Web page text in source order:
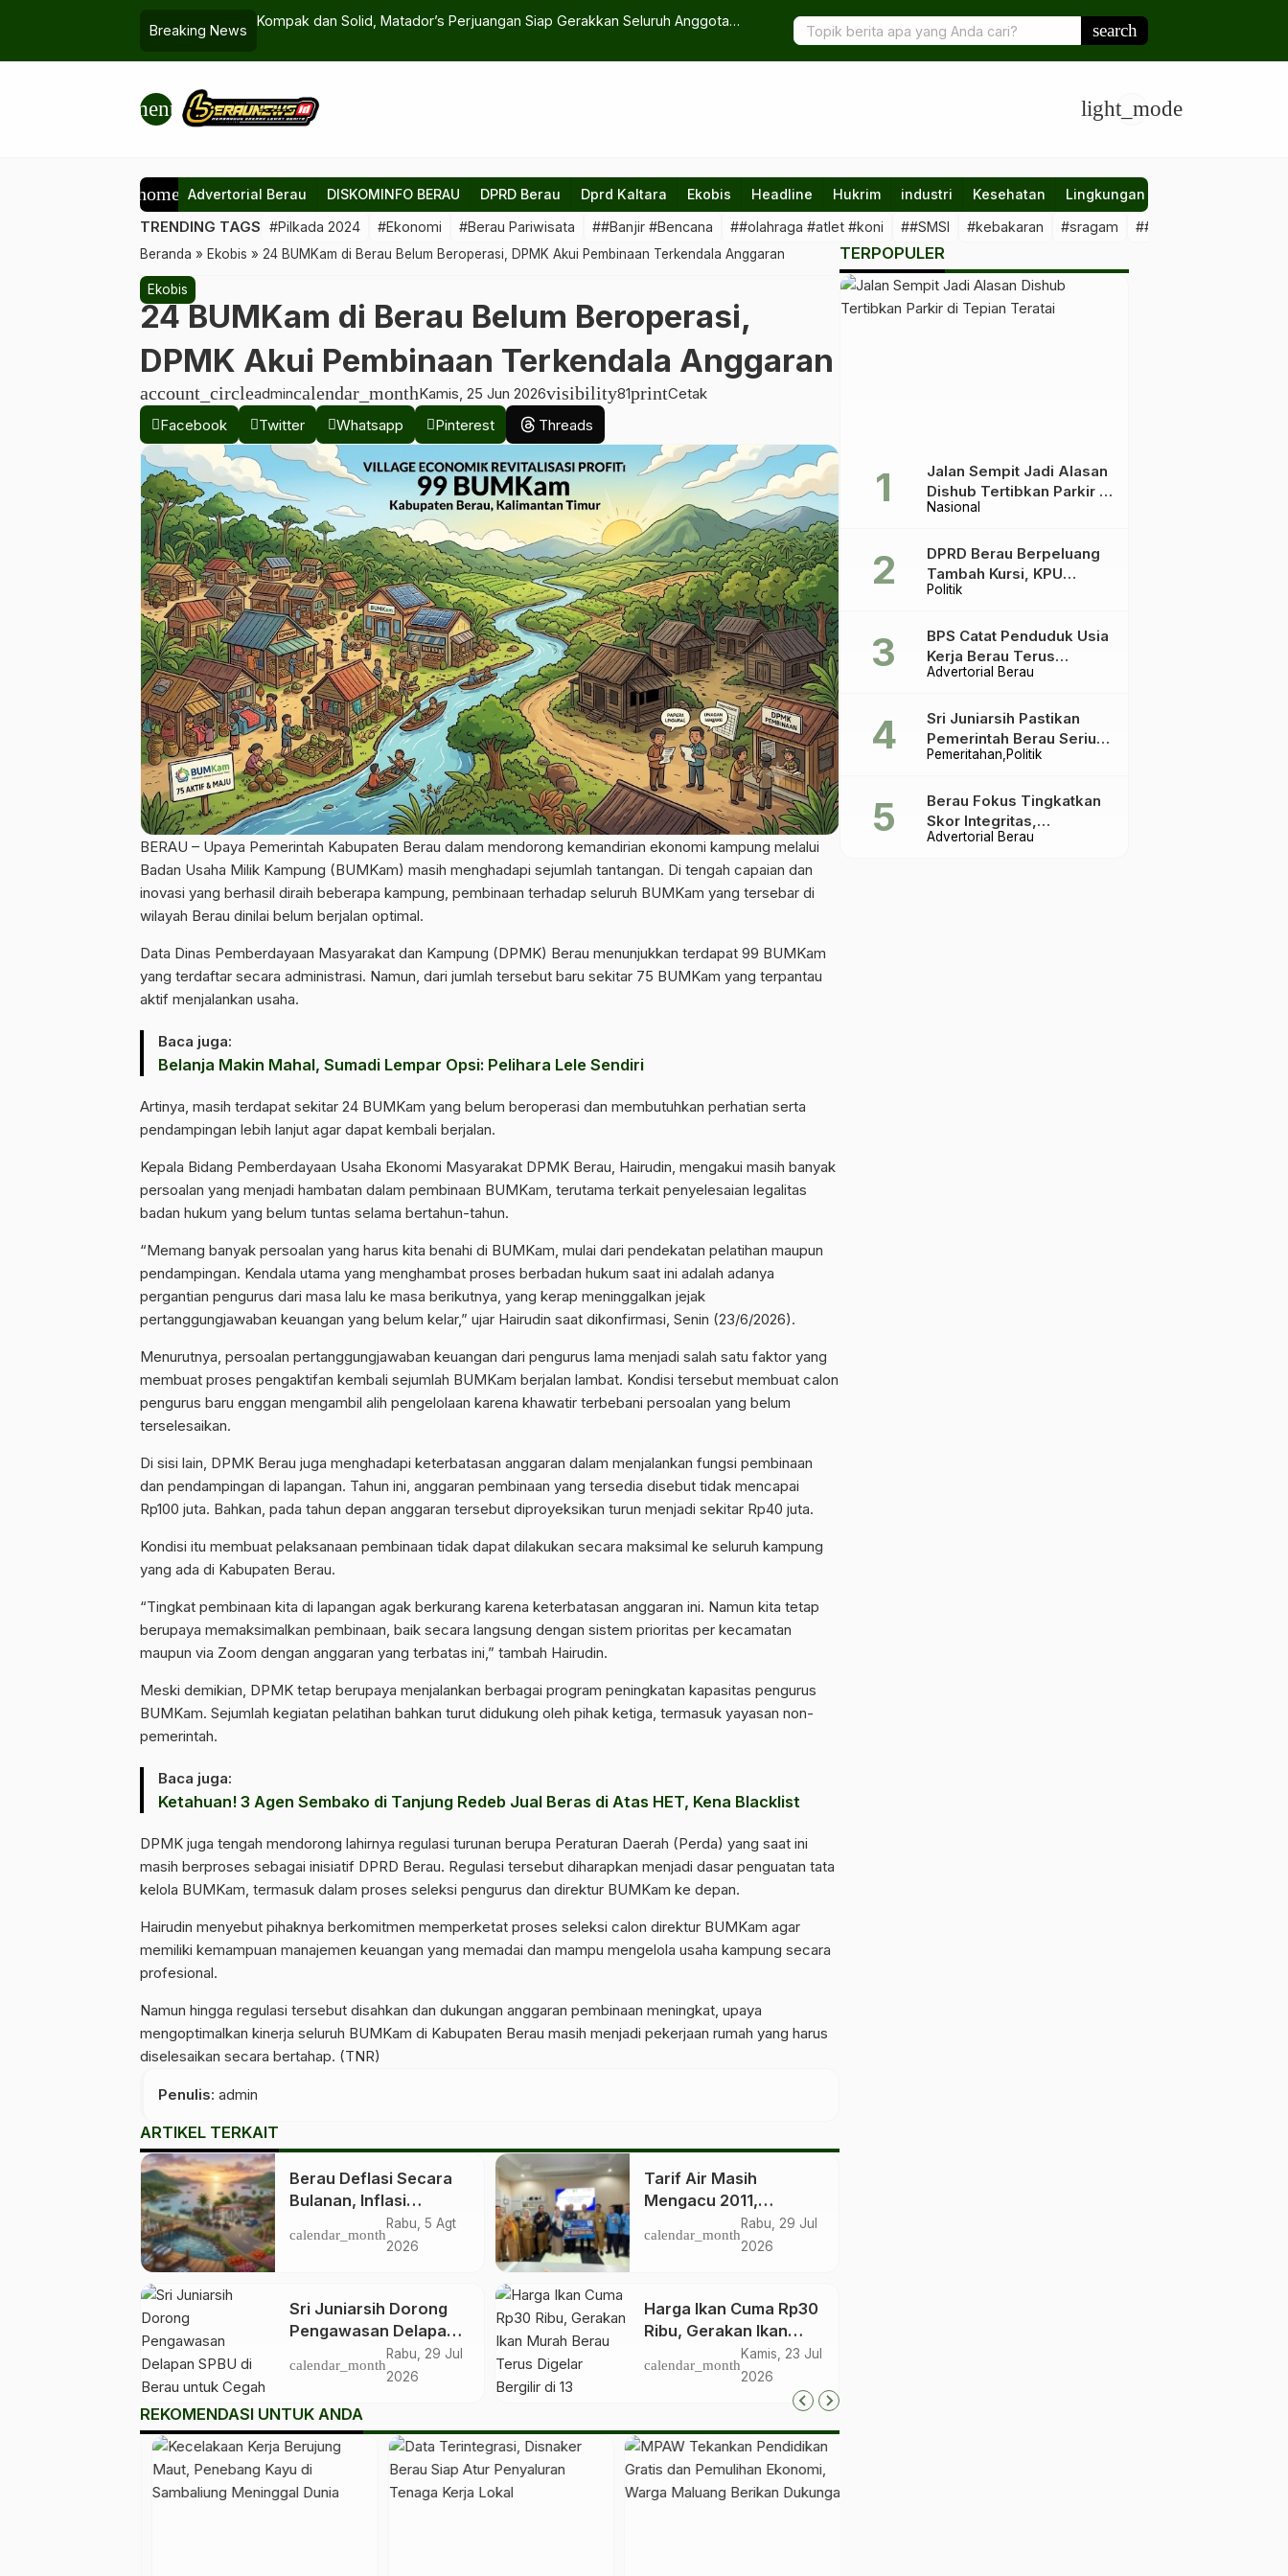
Breaking News
Kompak dan Solid, Matador’s Perjuangan Siap Gerakkan Seluruh Anggota
Ekonomi Kreatif Berau 2024-2028: Langkah Strategis Menuju Wisata
Berkelanjutan
search
menu light_mode
home Advertorial Berau DISKOMINFO BERAU DPRD Berau Dprd Kaltara Ekobis Headline Hukrim industri Kesehatan Lingkungan
TRENDING TAGS #Pilkada 2024 #Ekonomi #Berau Pariwisata ##Banjir #Bencana ##olahraga #atlet #koni ##SMSI #kebakaran #sragam ##sawit #illegal
Beranda » Ekobis » 24 BUMKam di Berau Belum Beroperasi, DPMK Akui Pembinaan Terkendala Anggaran
Ekobis
24 BUMKam di Berau Belum Beroperasi,
DPMK Akui Pembinaan Terkendala Anggaran
account_circleadmincalendar_monthKamis, 25 Jun 2026visibility81printCetak
Facebook
Twitter Whatsapp Pinterest Threads
BERAU – Upaya Pemerintah Kabupaten Berau dalam mendorong kemandirian ekonomi kampung melalui
Badan Usaha Milik Kampung (BUMKam) masih menghadapi sejumlah tantangan. Di tengah capaian dan
inovasi yang berhasil diraih beberapa kampung, pembinaan terhadap seluruh BUMKam yang tersebar di
wilayah Berau dinilai belum berjalan optimal.
Data Dinas Pemberdayaan Masyarakat dan Kampung (DPMK) Berau menunjukkan terdapat 99 BUMKam
yang terdaftar secara administrasi. Namun, dari jumlah tersebut baru sekitar 75 BUMKam yang terpantau
aktif menjalankan usaha.
Baca juga:
Belanja Makin Mahal, Sumadi Lempar Opsi: Pelihara Lele Sendiri
Artinya, masih terdapat sekitar 24 BUMKam yang belum beroperasi dan membutuhkan perhatian serta
pendampingan lebih lanjut agar dapat kembali berjalan.
Kepala Bidang Pemberdayaan Usaha Ekonomi Masyarakat DPMK Berau, Hairudin, mengakui masih banyak
persoalan yang menjadi hambatan dalam pembinaan BUMKam, terutama terkait penyelesaian legalitas
badan hukum yang belum tuntas selama bertahun-tahun.
“Memang banyak persoalan yang harus kita benahi di BUMKam, mulai dari pendekatan pelatihan maupun
pendampingan. Kendala utama yang menghambat proses berbadan hukum saat ini adalah adanya
pergantian pengurus dari masa lalu ke masa berikutnya, yang kerap meninggalkan jejak
pertanggungjawaban keuangan yang belum kelar,” ujar Hairudin saat dikonfirmasi, Senin (23/6/2026).
Menurutnya, persoalan pertanggungjawaban keuangan dari pengurus lama menjadi salah satu faktor yang
membuat proses pengaktifan kembali sejumlah BUMKam berjalan lambat. Kondisi tersebut membuat calon
pengurus baru enggan mengambil alih pengelolaan karena khawatir terbebani persoalan yang belum
terselesaikan.
Di sisi lain, DPMK Berau juga menghadapi keterbatasan anggaran dalam menjalankan fungsi pembinaan
dan pendampingan di lapangan. Tahun ini, anggaran pembinaan yang tersedia disebut tidak mencapai
Rp100 juta. Bahkan, pada tahun depan anggaran tersebut diproyeksikan turun menjadi sekitar Rp40 juta.
Kondisi itu membuat pelaksanaan pembinaan tidak dapat dilakukan secara maksimal ke seluruh kampung
yang ada di Kabupaten Berau.
“Tingkat pembinaan kita di lapangan agak berkurang karena keterbatasan anggaran ini. Namun kita tetap
berupaya memaksimalkan pembinaan, baik secara langsung dengan sistem prioritas per kecamatan
maupun via Zoom dengan anggaran yang terbatas ini,” tambah Hairudin.
Meski demikian, DPMK tetap berupaya menjalankan berbagai program peningkatan kapasitas pengurus
BUMKam. Sejumlah kegiatan pelatihan bahkan turut didukung oleh pihak ketiga, termasuk yayasan non-
pemerintah.
Baca juga:
Ketahuan! 3 Agen Sembako di Tanjung Redeb Jual Beras di Atas HET, Kena Blacklist
DPMK juga tengah mendorong lahirnya regulasi turunan berupa Peraturan Daerah (Perda) yang saat ini
masih berproses sebagai inisiatif DPRD Berau. Regulasi tersebut diharapkan menjadi dasar penguatan tata
kelola BUMKam, termasuk dalam proses seleksi pengurus dan direktur BUMKam ke depan.
Hairudin menyebut pihaknya berkomitmen memperketat proses seleksi calon direktur BUMKam agar
memiliki kemampuan manajemen keuangan yang memadai dan mampu mengelola usaha kampung secara
profesional.
Namun hingga regulasi tersebut disahkan dan dukungan anggaran pembinaan meningkat, upaya
mengoptimalkan kinerja seluruh BUMKam di Kabupaten Berau masih menjadi pekerjaan rumah yang harus
diselesaikan secara bertahap. (TNR)
Penulis: admin
ARTIKEL TERKAIT
Berau Deflasi Secara
Bulanan, Inflasi
Tahunan Justru Naik
2,88 Persen
calendar_month
Rabu, 5 Agt
2026
Tarif Air Masih
Mengacu 2011,
Perumda Batiwakkal
Tetap Berkontribusi
calendar_month
Rabu, 29 Jul
2026
Sri Juniarsih Dorong
Pengawasan Delapan
SPBU di Berau untuk
Cegah Penyimpangan
calendar_month
Rabu, 29 Jul
2026
Harga Ikan Cuma Rp30
Ribu, Gerakan Ikan
Murah Berau Terus
Digelar Bergilir di 13
calendar_month
Kamis, 23 Jul
2026
REKOMENDASI UNTUK ANDA
TERPOPULER
Nasional
Jalan Sempit Jadi Alasan
Dishub Tertibkan Parkir di
Tepian Teratai
Politik
DPRD Berau Berpeluang
Tambah Kursi, KPU
Ingatkan Acuannya UU
Advertorial Berau
BPS Catat Penduduk Usia
Kerja Berau Terus
Meningkat Dua Tahun
Pemeritahan Politik
Sri Juniarsih Pastikan
Pemerintah Berau Serius
Tangani Reboisasi dan
Advertorial Berau
Berau Fokus Tingkatkan
Skor Integritas,
Rekomendasi KPK Jadi